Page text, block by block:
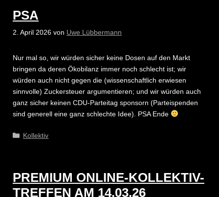
PSA
2. April 2026 von Uwe Lübbermann
Nur mal so, wir würden sicher keine Dosen auf den Markt
bringen da deren Ökobilanz immer noch schlecht ist; wir
würden auch nicht gegen die (wissenschaftlich erwiesen
sinnvolle) Zuckersteuer argumentieren; und wir würden auch
ganz sicher keinen CDU-Parteitag sponsorn (Parteispenden
sind generell eine ganz schlechte Idee). PSA Ende
Kategorien
Kollektiv
PREMIUM ONLINE-KOLLEKTIV-
TREFFEN AM 14.03.26